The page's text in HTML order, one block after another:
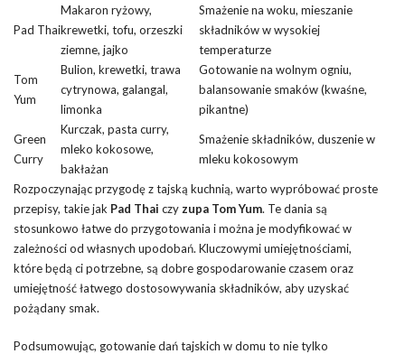
Pad Thai
Makaron ryżowy,
krewetki, tofu, orzeszki
ziemne, jajko
Smażenie na woku, mieszanie
składników w wysokiej
temperaturze
Tom
Yum
Bulion, krewetki, trawa
cytrynowa, galangal,
limonka
Gotowanie na wolnym ogniu,
balansowanie smaków (kwaśne,
pikantne)
Green
Curry
Kurczak, pasta curry,
mleko kokosowe,
bakłażan
Smażenie składników, duszenie w
mleku kokosowym
Rozpoczynając przygodę z tajską kuchnią, warto wypróbować proste
przepisy, takie jak Pad Thai czy zupa Tom Yum. Te dania są
stosunkowo łatwe do przygotowania i można je modyfikować w
zależności od własnych upodobań. Kluczowymi umiejętnościami,
które będą ci potrzebne, są dobre gospodarowanie czasem oraz
umiejętność łatwego dostosowywania składników, aby uzyskać
pożądany smak.
Podsumowując, gotowanie dań tajskich w domu to nie tylko